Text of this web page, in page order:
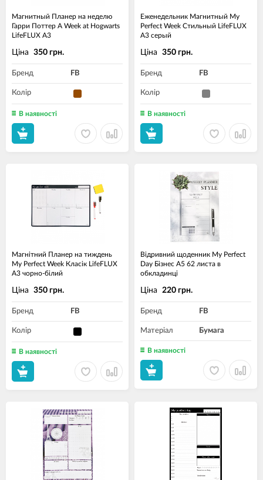
Магнитный Планер на неделю
Гарри Поттер A Week at Hogwarts
LifeFLUX А3
Ціна 350 грн.
Бренд FB
Колір
В наявності
Еженедельник Магнитный My
Perfect Week Стильный LifeFLUX
А3 серый
Ціна 350 грн.
Бренд FB
Колір
В наявності
Магнітний Планер на тиждень
My Perfect Week Класік LifeFLUX
А3 чорно-білий
Ціна 350 грн.
Бренд FB
Колір
В наявності
Відривний щоденник My Perfect
Day Бізнес A5 62 листа в
обкладинці
Ціна 220 грн.
Бренд FB
Матеріал Бумага
В наявності